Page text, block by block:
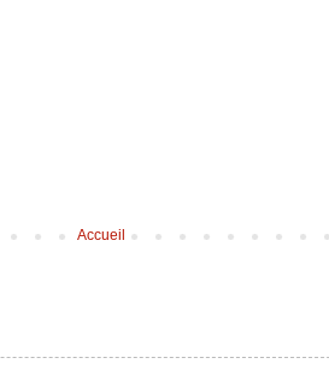
Accueil